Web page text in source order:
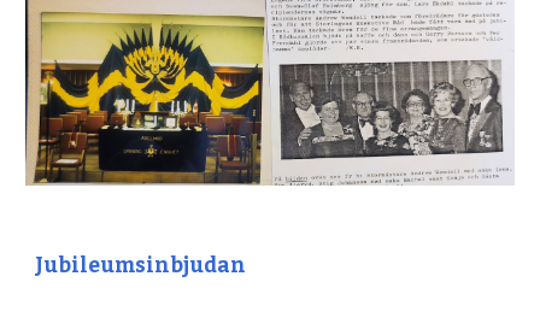
Jubileumsinbjudan